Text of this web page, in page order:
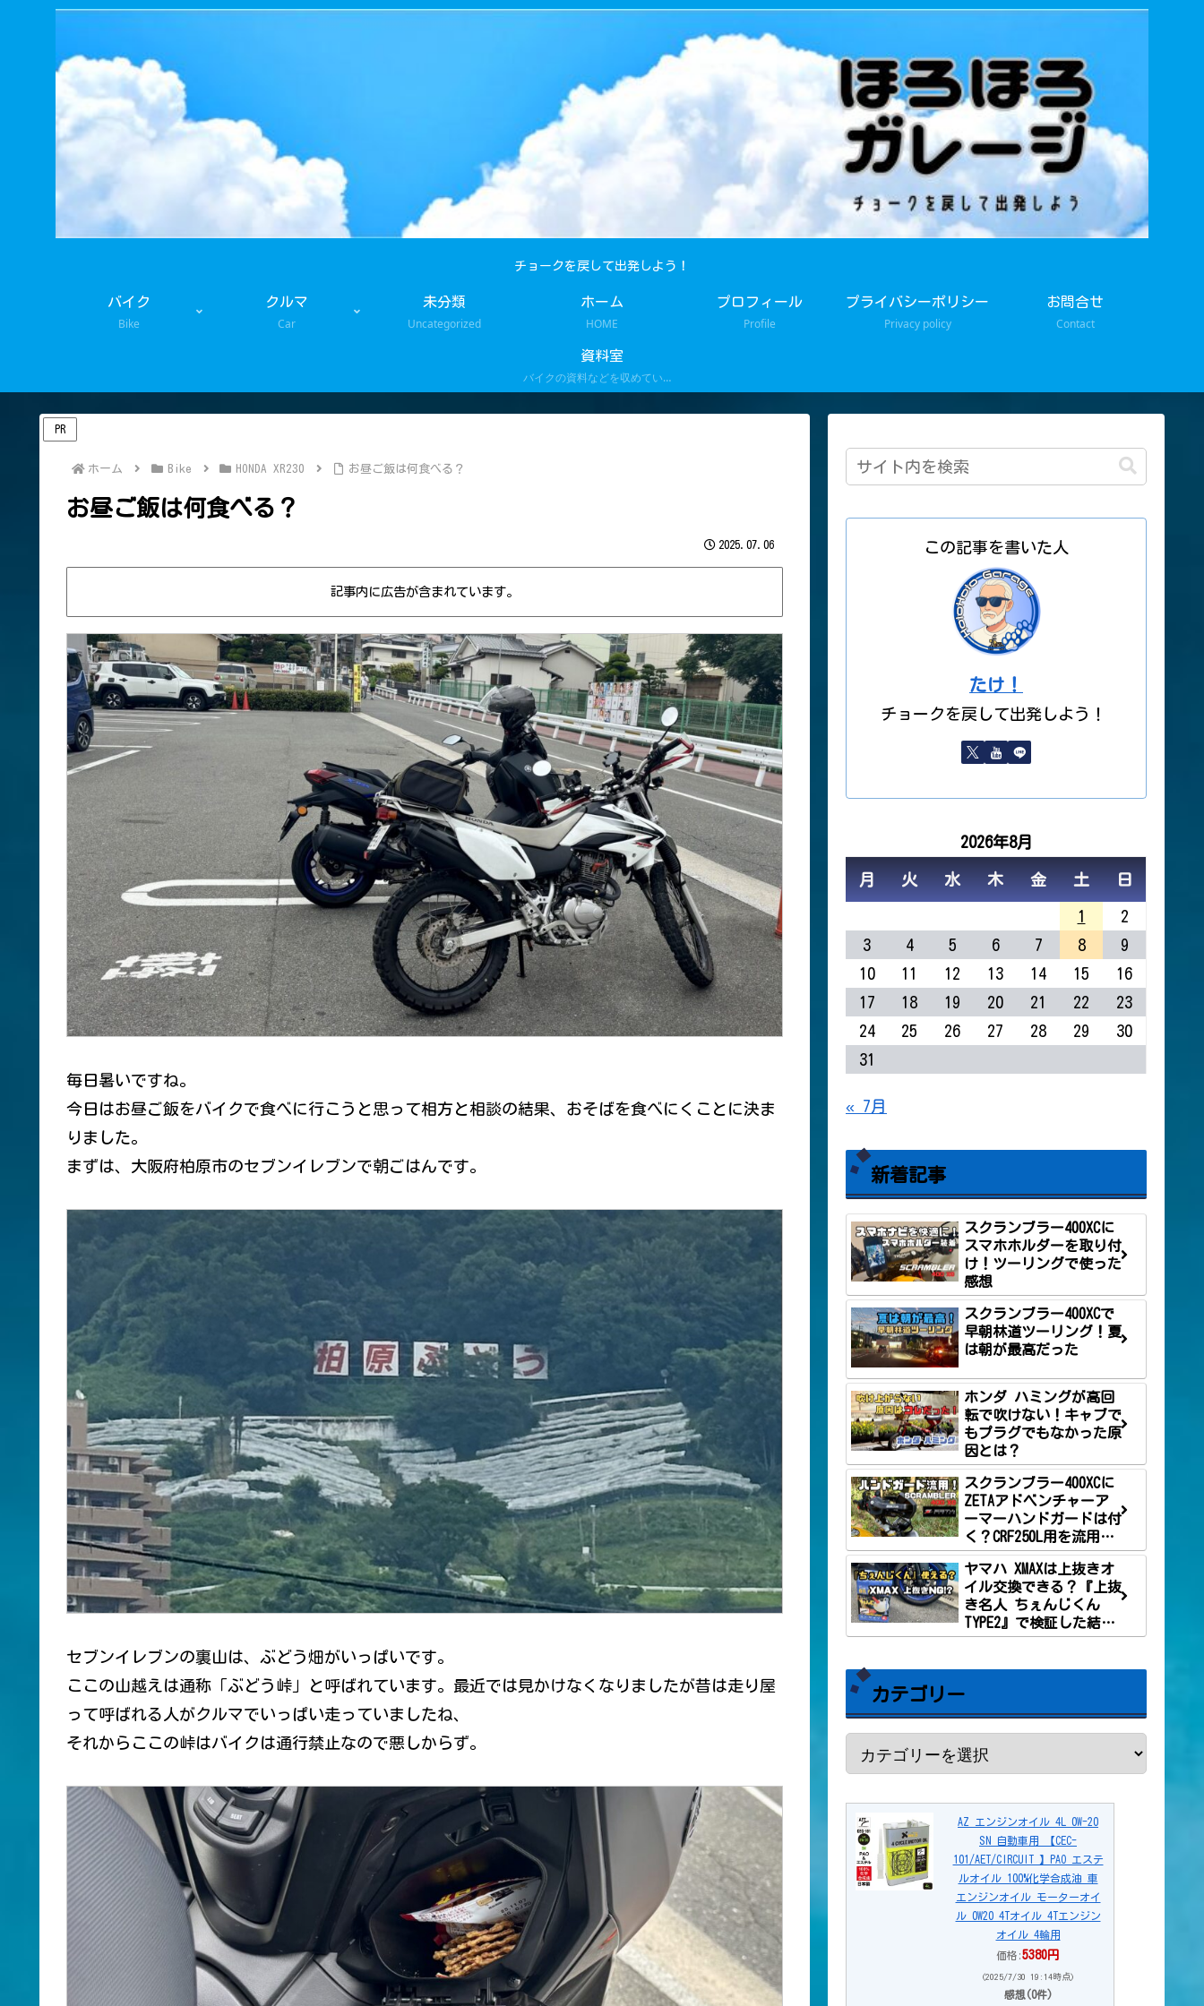
チョークを戻して出発しよう！
バイク
Bike
クルマ
Car
未分類
Uncategorized
ホーム
HOME
プロフィール
Profile
プライバシーポリシー
Privacy policy
お問合せ
Contact
資料室
バイクの資料などを収めています。
PR
ホーム Bike HONDA XR230 お昼ご飯は何食べる？
お昼ご飯は何食べる？
2025.07.06
記事内に広告が含まれています。
毎日暑いですね。
今日はお昼ご飯をバイクで食べに行こうと思って相方と相談の結果、おそばを食べにくことに決ま
りました。
まずは、大阪府柏原市のセブンイレブンで朝ごはんです。
セブンイレブンの裏山は、ぶどう畑がいっぱいです。
ここの山越えは通称「ぶどう峠」と呼ばれています。最近では見かけなくなりましたが昔は走り屋
って呼ばれる人がクルマでいっぱい走っていましたね、
それからここの峠はバイクは通行禁止なので悪しからず。
この記事を書いた人
たけ！
チョークを戻して出発しよう！
2026年8月
月 火 水 木 金 土 日
1
2
3
4 5 6 7 8
9
10
11 12 13 14 15
16
17
18 19 20 21 22
23
24
25 26 27 28 29
30
31
« 7月
新着記事
スクランブラー400XCに
スマホホルダーを取り付
け！ツーリングで使った
感想
スクランブラー400XCで
早朝林道ツーリング！夏
は朝が最高だった
ホンダ ハミングが高回
転で吹けない！キャブで
もプラグでもなかった原
因とは？
スクランブラー400XCに
ZETAアドベンチャーア
ーマーハンドガードは付
く？CRF250L用を流用し
て取り付け！
ヤマハ XMAXは上抜きオ
イル交換できる？『上抜
き名人 ちぇんじくん
TYPE2』で検証した結
果。
カテゴリー
AZ エンジンオイル 4L 0W-20
SN 自動車用 【CEC-
101/AET/CIRCUIT 】PAO エステ
ルオイル 100%化学合成油 車
エンジンオイル モーターオイ
ル 0W20 4Tオイル 4Tエンジン
オイル 4輪用
価格:5380円
(2025/7/30 19:14時点)
感想(0件)